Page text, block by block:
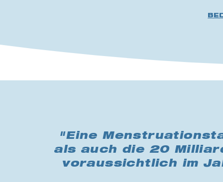
"Eine
als auch die 20
voraussichtlich im